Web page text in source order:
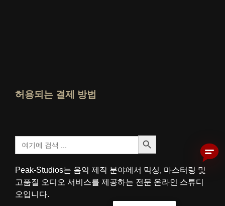
허용되는 결제 방법
검
색
:
검색 버튼
Peak-Studios는 음악 제작 분야에서 믹싱, 마스터링 및
고품질 오디오 서비스를 제공하는 전문 온라인 스튜디
오입니다.